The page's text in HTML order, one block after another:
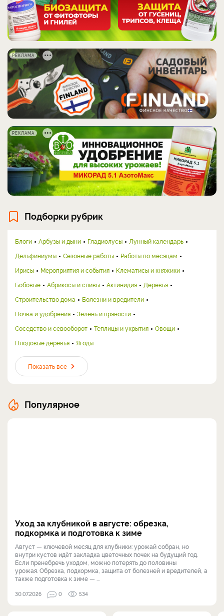
РЕКЛАМА
РЕКЛАМА
Подборки рубрик
Блоги Арбузы и дыни Гладиолусы
Лунный календарь
Дельфиниумы
Сезонные работы
Работы по месяцам
Ирисы
Мероприятия и события
Клематисы и княжики
Бобовые
Абрикосы и сливы Актинидия
Деревья
Строительство дома
Болезни и вредители
Почва и удобрения
Зелень и пряности
Соседство и севооборот
Теплицы и укрытия
Овощи
Плодовые деревья
Ягоды
Показать все
Популярное
Уход за клубникой в августе: обрезка,
подкормка и подготовка к зиме
Август — ключевой месяц для клубники: урожай собран, но
внутри кустов идёт закладка цветочных почек на будущий год.
Если пренебречь уходом, можно потерять до половины
урожая. Обрезка, подкормка, защита от болезней и вредителей, а
также подготовка к зиме — ...
30.07.2026 0 534